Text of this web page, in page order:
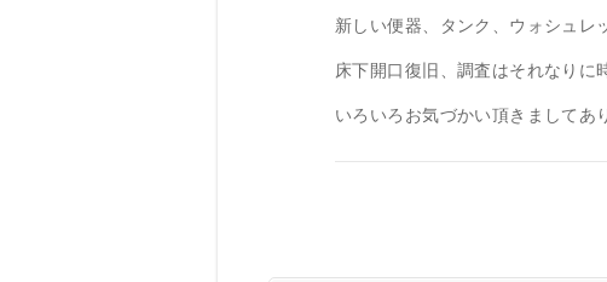
新しい便器、タンク、ウォシュレ
床下開口復旧、調査はそれなりに
いろいろお気づかい頂きましてあ